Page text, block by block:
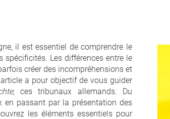
il est essentiel de comprendre le
Les différences entre le
créer des incompréhensions et
a pour objectif de vous guider
, ces tribunaux allemands. Du
en passant par la présentation des
les éléments essentiels pour